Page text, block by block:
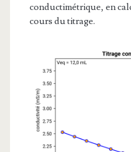
conductimétrique, en
cours du titrage.